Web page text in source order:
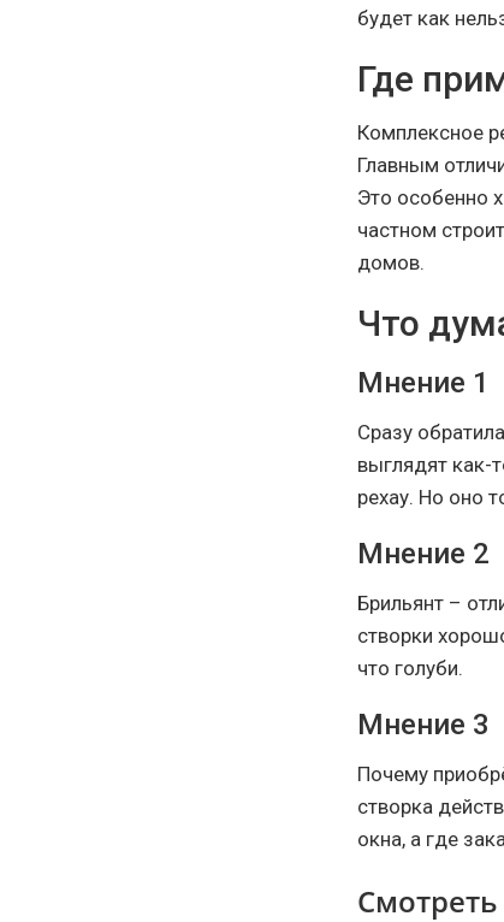
будет как
Где
Комплексное
Главным
Это особенно
частном
домов.
Что
Мнение 1
Сразу
выглядят как-
рехау. Но оно
Мнение 2
Брильянт –
створки
что голуби.
Мнение 3
Почему
створка
окна, а где